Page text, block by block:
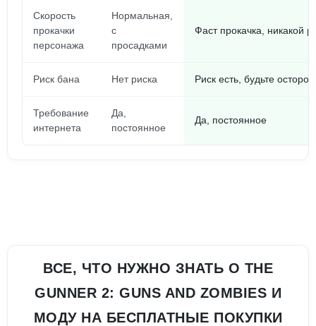
Скорость
прокачки
персонажа
Нормальная,
с
просадками
Фаст прокачка, никакой
Риск бана Нет риска Риск есть, будьте
Требование
интернета
Да,
постоянное
Да, постоянное
ВСЕ, ЧТО НУЖНО ЗНАТЬ О THE
GUNNER 2: GUNS AND ZOMBIES И
МОДУ НА БЕСПЛАТНЫЕ ПОКУПКИ